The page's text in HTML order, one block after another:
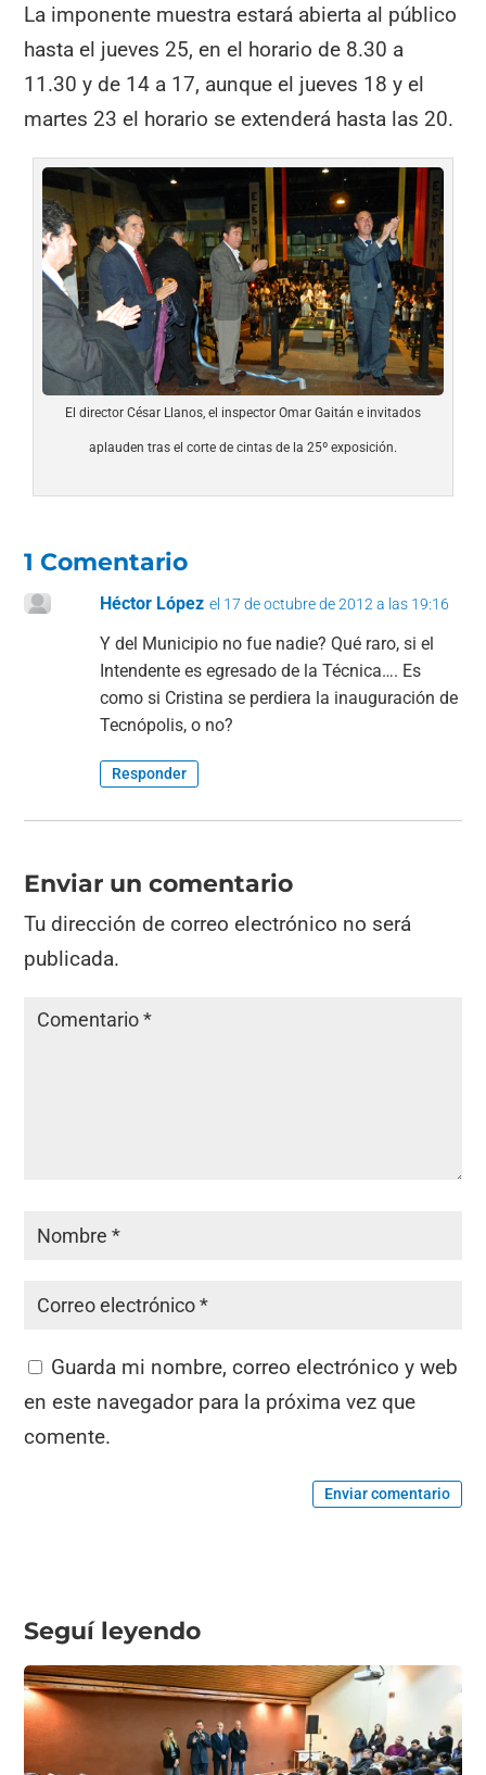
La imponente muestra estará abierta al público
hasta el jueves 25, en el horario de 8.30 a
11.30 y de 14 a 17, aunque el jueves 18 y el
martes 23 el horario se extenderá hasta las 20.
El director César Llanos, el inspector Omar Gaitán e invitados
aplauden tras el corte de cintas de la 25º exposición.
1 Comentario
Héctor López el 17 de octubre de 2012 a las 19:16
Y del Municipio no fue nadie? Qué raro, si el
Intendente es egresado de la Técnica…. Es
como si Cristina se perdiera la inauguración de
Tecnópolis, o no?
Responder
Enviar un comentario
Tu dirección de correo electrónico no será
publicada.
Guarda mi nombre, correo electrónico y web
en este navegador para la próxima vez que
comente.
Enviar comentario
Seguí leyendo